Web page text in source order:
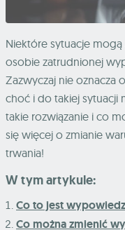
Niektóre sytuacje
osobie zatrudnionej
Zazwyczaj nie oznacza
choć i do takiej sytuacji
takie rozwiązanie i co
się więcej o zmianie
trwania!
W tym artykule:
Co to jest
Co można zmienić